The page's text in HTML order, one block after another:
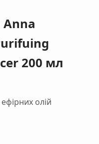
Anna
200 мл
олій